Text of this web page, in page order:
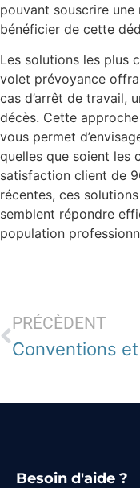
pouvant souscrire une
bénéficier de cette
Les solutions les plus
volet prévoyance
cas d’arrêt de travail,
décès. Cette
vous permet
quelles que soient les
satisfaction client de
récentes, ces
semblent répondre
population
PRÉCÈDENT
Besoin d'aide ?